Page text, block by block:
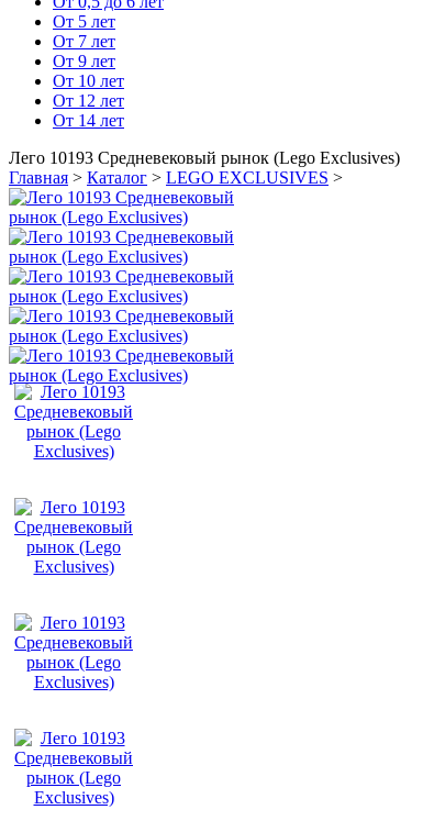
От 5 лет
От 7 лет
От 9 лет
От 10 лет
От 12 лет
От 14 лет
Лего 10193 Средневековый рынок (Lego Exclusives)
Главная > Каталог > LEGO EXCLUSIVES >